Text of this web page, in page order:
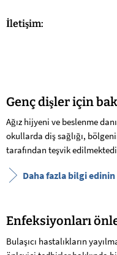
İletişim:
Genç dişler için
Ağız hijyeni ve beslenme
okullarda diş sağlığı,
tarafından teşvik
Daha fazla bilgi edinin
Enfeksiyonları
Bulaşıcı hastalıkların